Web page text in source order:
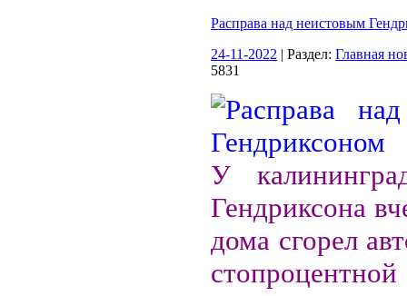
Расправа над неистовым
24-11-2022 | Раздел: Главная
5831
У
Гендриксона
дома сгорел
стопроцентной